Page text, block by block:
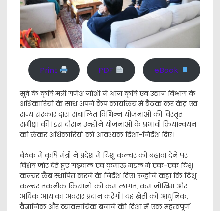
Print PDF eBook
सूबे के कृषि मंत्री गणेश जोशी ने आज कृषि एवं उद्यान विभाग के
अधिकारियों के साथ अपने कैंप कार्यालय में बैठक कर केंद्र एवं
राज्य सरकार द्वारा संचालित विभिन्न योजनाओं की विस्तृत
समीक्षा की। इस दौरान उन्होंने योजनाओं के प्रभावी क्रियान्वयन
को लेकर अधिकारियों को आवश्यक दिशा-निर्देश दिए।
बैठक में कृषि मंत्री ने प्रदेश में टिशू कल्चर को बढ़ावा देने पर
विशेष जोर देते हुए गढ़वाल एवं कुमाऊं मंडल में एक-एक टिशू
कल्चर लैब स्थापित करने के निर्देश दिए। उन्होंने कहा कि टिशू
कल्चर तकनीक किसानों को कम लागत, कम जोखिम और
अधिक आय का अवसर प्रदान करेगी। यह खेती को आधुनिक,
वैज्ञानिक और व्यावसायिक बनाने की दिशा में एक महत्वपूर्ण